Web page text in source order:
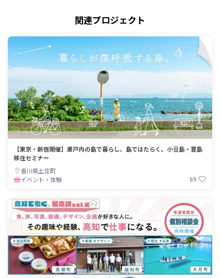
関連プロジェクト
【東京・新宿開催】瀬戸内の島で暮らし、島ではたらく。小豆島・豊島
移住セミナー
香川県土庄町
イベント・体験
69